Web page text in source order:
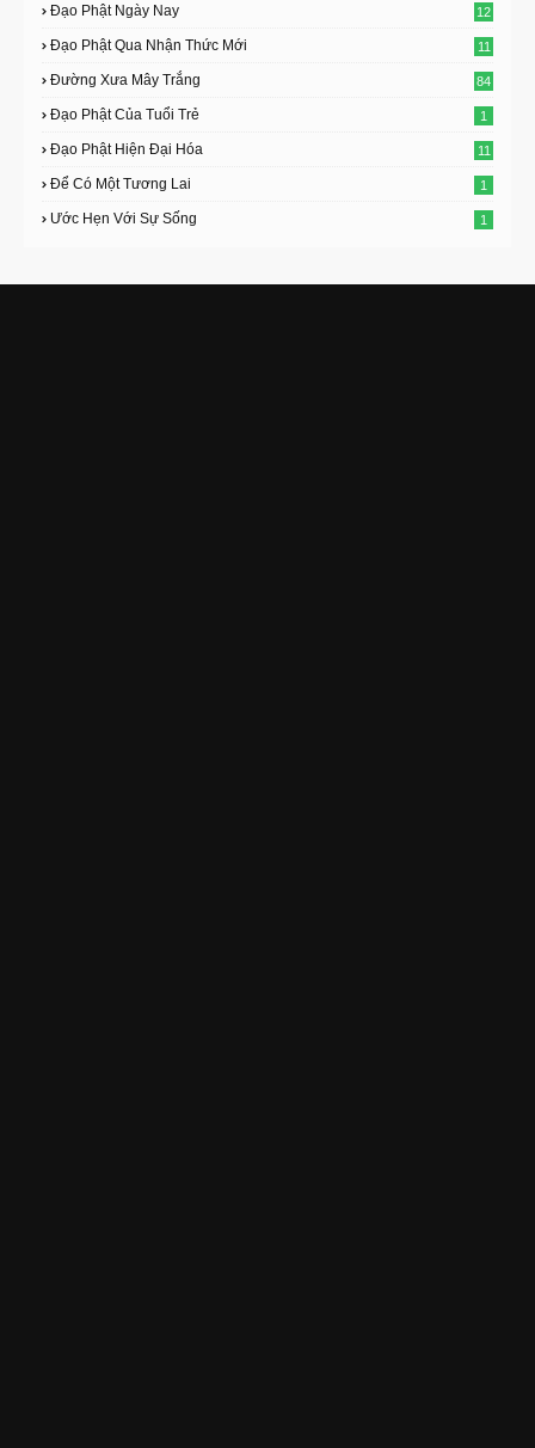
Đạo Phật Ngày Nay 12
Đạo Phật Qua Nhận Thức Mới 11
Đường Xưa Mây Trắng 84
Đạo Phật Của Tuổi Trẻ 1
Đạo Phật Hiện Đại Hóa 11
Để Có Một Tương Lai 1
Ước Hẹn Với Sự Sống 1